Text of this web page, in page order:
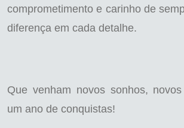
comprometimento e carinho de
diferença em cada detalhe.
Que venham novos sonhos,
um ano de conquistas!